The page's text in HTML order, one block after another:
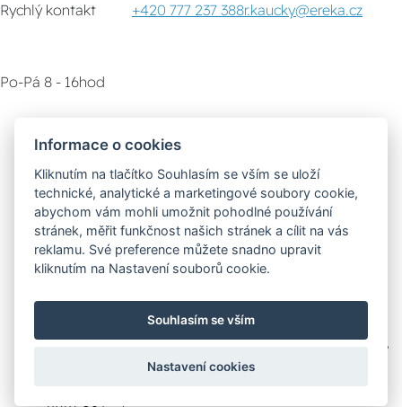
Rychlý kontakt +420 777 237 388r.kaucky@ereka.cz
Po-Pá 8 - 16hod
Poradna
Možnosti dopravy
Bezpečná a rychlá platba
Informace o cookies
Kliknutím na tlačítko Souhlasím se vším se uloží
technické, analytické a marketingové soubory cookie,
abychom vám mohli umožnit pohodlné používání
stránek, měřit funkčnost našich stránek a cílit na vás
reklamu. Své preference můžete snadno upravit
kliknutím na Nastavení souborů cookie.
Souhlasím se vším
Nastavení cookies